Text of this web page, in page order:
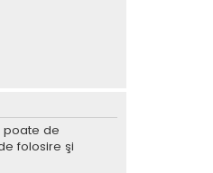
poate de
folosire şi